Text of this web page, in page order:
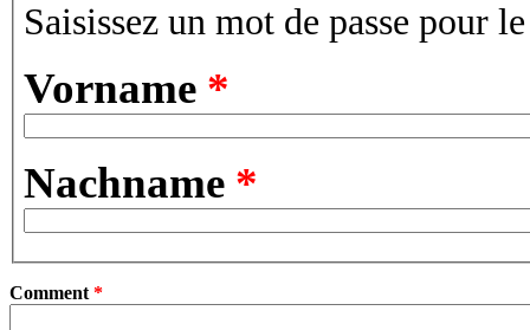
Saisissez un mot de passe pour
Vorname *
Nachname *
Comment*